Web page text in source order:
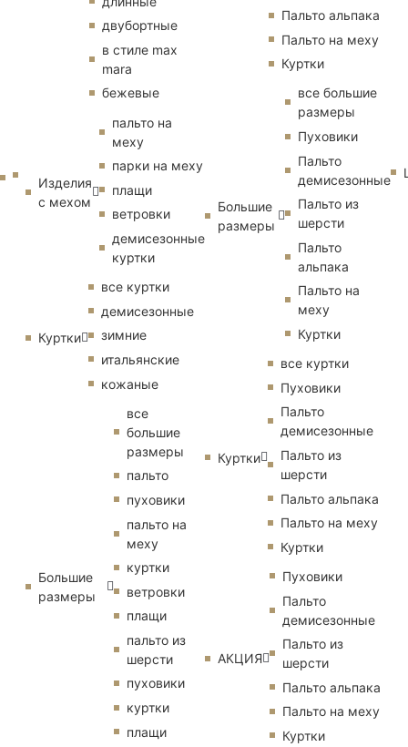
двубортные
в стиле max
mara
бежевые
Изделия
с мехом
пальто на
меху
парки на меху
плащи
ветровки
демисезонные
куртки
Куртки
все куртки
демисезонные
зимние
итальянские
кожаные
Большие
размеры
все
большие
размеры
пальто
пуховики
пальто на
меху
куртки
ветровки
плащи
пальто из
шерсти
пуховики
куртки
плащи
Пальто альпака
Пальто на меху
Куртки
Большие
размеры
все большие
размеры
Пуховики
Пальто
демисезонные
Пальто из
шерсти
Пальто
альпака
Пальто на
меху
Куртки
Куртки
все куртки
Пуховики
Пальто
демисезонные
Пальто из
шерсти
Пальто альпака
Пальто на меху
Куртки
АКЦИЯ
Пуховики
Пальто
демисезонные
Пальто из
шерсти
Пальто альпака
Пальто на меху
Куртки